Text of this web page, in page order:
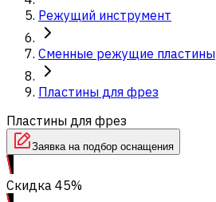
Режущий инструмент
Сменные режущие пластины
Пластины для фрез
Пластины для фрез
Заявка на подбор оснащения
Скидка 45%